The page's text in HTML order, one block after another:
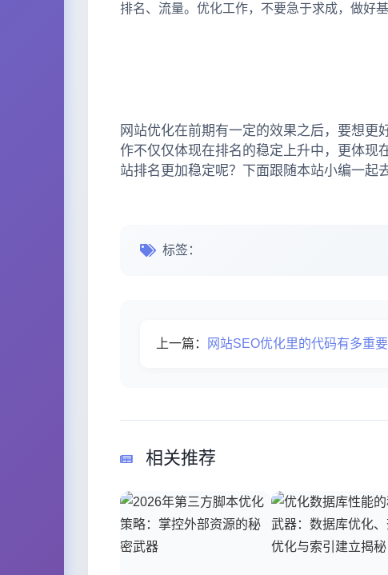
排名、流量。优化工作，不要急于求成，做好
网站优化在前期有一定的效果之后，要想
作不仅仅体现在排名的稳定上升中，更体现
站排名更加稳定呢？下面跟随本站小编一起
标签：
上一篇： 网站SEO优化里的代码有多重要
相关推荐